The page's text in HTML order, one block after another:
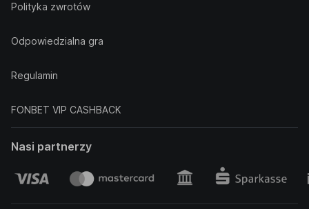
Polityka zwrotów
Odpowiedzialna gra
Regulamin
FONBET VIP CASHBACK
Nasi partnerzy